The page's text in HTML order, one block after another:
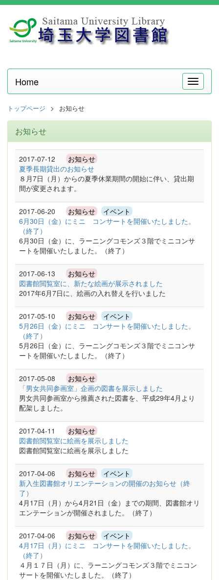
メ
ニ
Home
トップページ お知らせ
お知らせ
2017-07-12 お知らせ
夏季長期貸出のお知らせ
８月7日（月）からの夏季休業期間の開始に伴い、貸出期
間が変更されます。
2017-06-20 お知らせ イベント
6月30日（金）にミニ コンサートを開催いたしました。
（終了）
6月30日（金）に、ラーニングコモンズ３階でミニコンサ
ートを開催いたしました。（終了）
2017-06-13 お知らせ
図書館閲覧室に、新たな絵画が展示されました
2017年6月7日に、絵画の入れ替えを行いました
2017-05-10 お知らせ イベント
5月26日（金）にミニ コンサートを開催いたしました。
（終了）
5月26日（金）に、ラーニングコモンズ３階でミニコンサ
ートを開催いたしました。（終了）
2017-05-08 お知らせ
「男女共同参画室」企画の図書を展示しました
男女共同参画室から推薦された図書を、平成29年4月より
配架しました。
2017-04-11 お知らせ
図書館閲覧室に絵画を展示しました
図書館閲覧室に絵画を展示しました
2017-04-06 お知らせ イベント
新入生図書館オリエンテーションの開催のお知らせ（終
了）
4月17日（月）から4月21日（金）までの期間、図書館オリ
エンテーションが開催されました。（終了）
2017-04-06 お知らせ イベント
4月17日（月）にミニ コンサートを開催いたしました。
（終了）
４月１７日（月）に、ラーニングコモンズ３階でミニコン
サートを開催いたしました。（終了）